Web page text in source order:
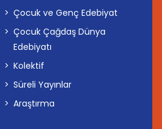
Çocuk ve Genç Edebiyat
Çocuk Çağdaş Dünya
Edebiyatı
Kolektif
Süreli Yayınlar
Araştırma